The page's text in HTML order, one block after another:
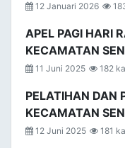
12 Januari 2026
APEL PAGI HARI
KECAMATAN
11 Juni 2025 182
PELATIHAN DAN
KECAMATAN
12 Juni 2025 181